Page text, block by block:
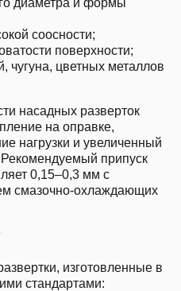
диаметра и формы
соосности;
поверхности;
чугуна, цветных металлов
насадных разверток
на оправке,
нагрузки и увеличенный
припуск
0,15–0,3 мм с
смазочно-охлаждающих
изготовленные в
стандартами: